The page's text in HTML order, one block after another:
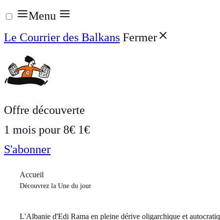
Aller
au
contenu
Menu
Le Courrier des Balkans Fermer
Offre découverte
1 mois pour 8€ 1€
S'abonner
Accueil
Découvrez la Une du jour
L'Albanie d'Edi Rama en pleine dérive oligarchique et